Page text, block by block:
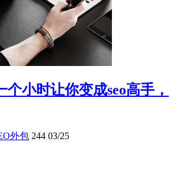
个小时让你变成seo高手，
外包 244 03/25